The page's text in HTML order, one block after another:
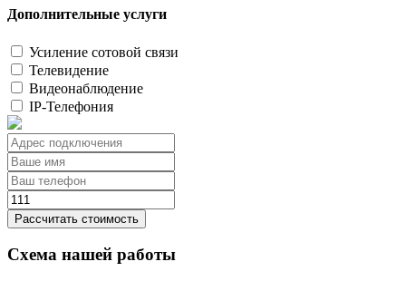
Дополнительные услуги
Усиление сотовой связи
Телевидение
Видеонаблюдение
IP-Телефония
Рассчитать стоимость
Схема нашей работы